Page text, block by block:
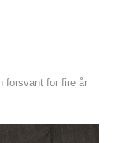
forsvant for fire år